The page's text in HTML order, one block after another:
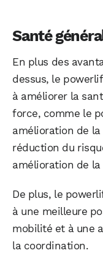
Santé
En plus des
dessus, le
à améliorer la
force, comme le
amélioration de
réduction du
amélioration de
De plus, le
à une meilleure
mobilité et à une
la coordination.